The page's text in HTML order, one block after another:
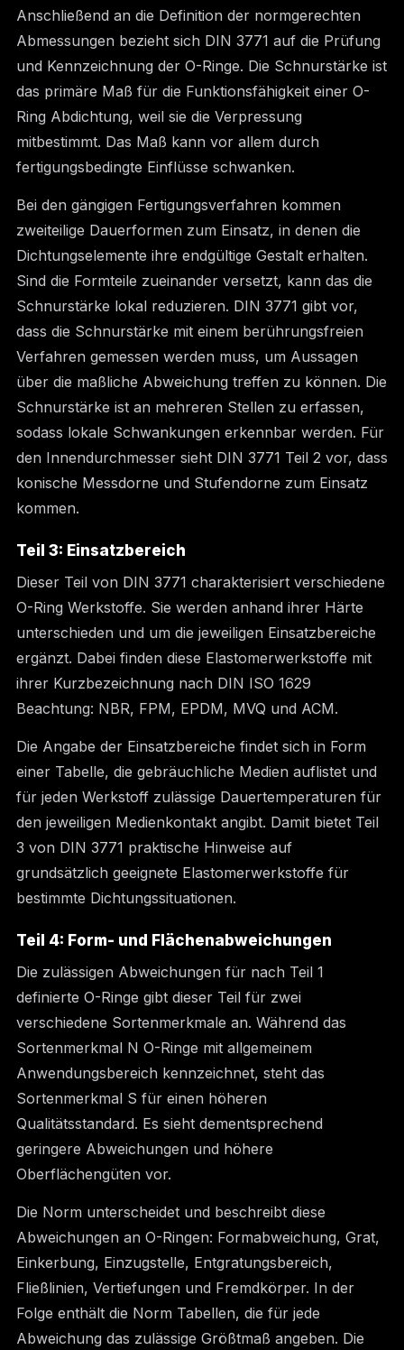
Anschließend an die Definition der normgerechten
Abmessungen bezieht sich DIN 3771 auf die Prüfung
und Kennzeichnung der O-Ringe. Die Schnurstärke ist
das primäre Maß für die Funktionsfähigkeit einer O-
Ring Abdichtung, weil sie die Verpressung
mitbestimmt. Das Maß kann vor allem durch
fertigungsbedingte Einflüsse schwanken.
Bei den gängigen Fertigungsverfahren kommen
zweiteilige Dauerformen zum Einsatz, in denen die
Dichtungselemente ihre endgültige Gestalt erhalten.
Sind die Formteile zueinander versetzt, kann das die
Schnurstärke lokal reduzieren. DIN 3771 gibt vor,
dass die Schnurstärke mit einem berührungsfreien
Verfahren gemessen werden muss, um Aussagen
über die maßliche Abweichung treffen zu können. Die
Schnurstärke ist an mehreren Stellen zu erfassen,
sodass lokale Schwankungen erkennbar werden. Für
den Innendurchmesser sieht DIN 3771 Teil 2 vor, dass
konische Messdorne und Stufendorne zum Einsatz
kommen.
Teil 3: Einsatzbereich
Dieser Teil von DIN 3771 charakterisiert verschiedene
O-Ring Werkstoffe. Sie werden anhand ihrer Härte
unterschieden und um die jeweiligen Einsatzbereiche
ergänzt. Dabei finden diese Elastomerwerkstoffe mit
ihrer Kurzbezeichnung nach DIN ISO 1629
Beachtung: NBR, FPM, EPDM, MVQ und ACM.
Die Angabe der Einsatzbereiche findet sich in Form
einer Tabelle, die gebräuchliche Medien auflistet und
für jeden Werkstoff zulässige Dauertemperaturen für
den jeweiligen Medienkontakt angibt. Damit bietet Teil
3 von DIN 3771 praktische Hinweise auf
grundsätzlich geeignete Elastomerwerkstoffe für
bestimmte Dichtungssituationen.
Teil 4: Form- und Flächenabweichungen
Die zulässigen Abweichungen für nach Teil 1
definierte O-Ringe gibt dieser Teil für zwei
verschiedene Sortenmerkmale an. Während das
Sortenmerkmal N O-Ringe mit allgemeinem
Anwendungsbereich kennzeichnet, steht das
Sortenmerkmal S für einen höheren
Qualitätsstandard. Es sieht dementsprechend
geringere Abweichungen und höhere
Oberflächengüten vor.
Die Norm unterscheidet und beschreibt diese
Abweichungen an O-Ringen: Formabweichung, Grat,
Einkerbung, Einzugstelle, Entgratungsbereich,
Fließlinien, Vertiefungen und Fremdkörper. In der
Folge enthält die Norm Tabellen, die für jede
Abweichung das zulässige Größtmaß angeben. Die